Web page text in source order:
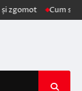
Cum schimbă AI